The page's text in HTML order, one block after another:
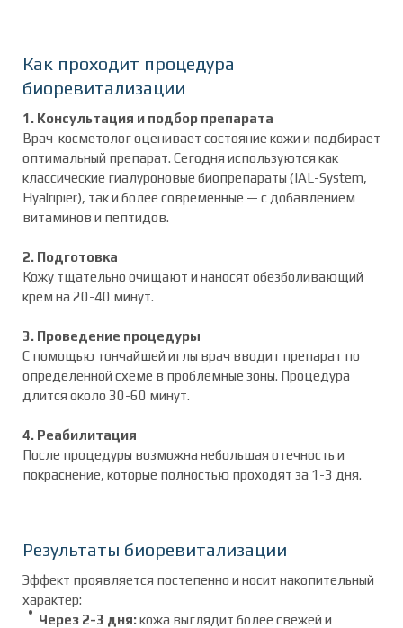
Как проходит процедура
биоревитализации
1. Консультация и подбор препарата
Врач-косметолог оценивает состояние кожи и подбирает
оптимальный препарат. Сегодня используются как
классические гиалуроновые биопрепараты (IAL-System,
Hyalripier), так и более современные — с добавлением
витаминов и пептидов.
2. Подготовка
Кожу тщательно очищают и наносят обезболивающий
крем на 20-40 минут.
3. Проведение процедуры
С помощью тончайшей иглы врач вводит препарат по
определенной схеме в проблемные зоны. Процедура
длится около 30-60 минут.
4. Реабилитация
После процедуры возможна небольшая отечность и
покраснение, которые полностью проходят за 1-3 дня.
Результаты биоревитализации
Эффект проявляется постепенно и носит накопительный
характер:
Через 2-3 дня:кожа выглядит более свежей и